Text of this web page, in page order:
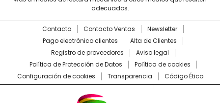
adecuados.
Contacto Contacto Ventas
Newsletter
Pago electrónico clientes
Alta de Clientes
Registro de proveedores
Aviso legal
Política de Protección de Datos
Política de cookies
Configuración de cookies
Transparencia Código Ético